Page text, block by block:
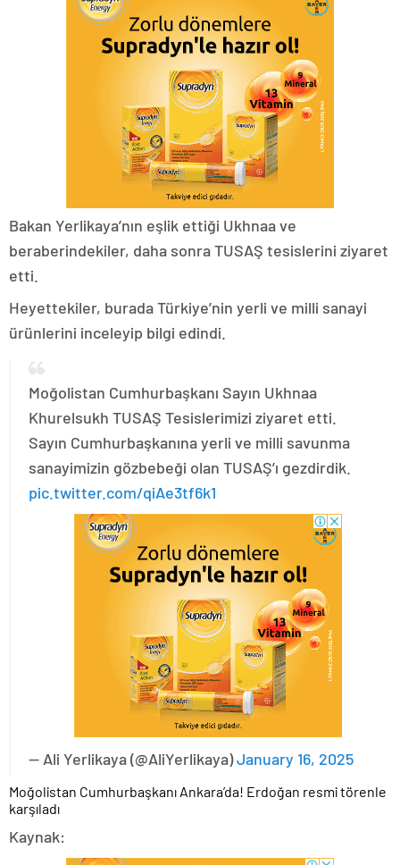
Bakan Yerlikaya’nın eşlik ettiği Ukhnaa ve
beraberindekiler, daha sonra TUSAŞ tesislerini ziyaret
etti.
Heyettekiler, burada Türkiye’nin yerli ve milli sanayi
ürünlerini inceleyip bilgi edindi.
Moğolistan Cumhurbaşkanı Sayın Ukhnaa
Khurelsukh TUSAŞ Tesislerimizi ziyaret etti.
Sayın Cumhurbaşkanına yerli ve milli savunma
sanayimizin gözbebeği olan TUSAŞ’ı gezdirdik.
pic.twitter.com/qiAe3tf6k1
— Ali Yerlikaya (@AliYerlikaya)January 16, 2025
Moğolistan Cumhurbaşkanı Ankara’da! Erdoğan resmi törenle
karşıladı
Kaynak: